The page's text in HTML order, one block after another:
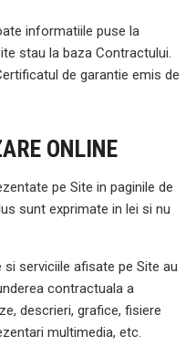
informatiile puse la
stau la baza Contractului.
de garantie emis de
ONLINE
pe Site in paginile de
sunt exprimate in lei si nu
serviciile afisate pe Site au
contractuala a
descrieri, grafice, fisiere
multimedia, etc.